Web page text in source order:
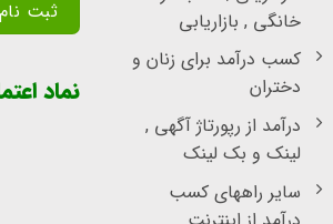
خانگی , بازاریابی
کسب درآمد برای زنان و
دختران
درآمد از رپورتاژ آگهی ,
لینک و بک لینک
سایر راههای کسب
نماد